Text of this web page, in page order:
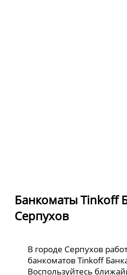
Банкоматы Tinkoff
Серпухов
В городе Серпухов
банкоматов Tinkoff
Воспользуйтесь